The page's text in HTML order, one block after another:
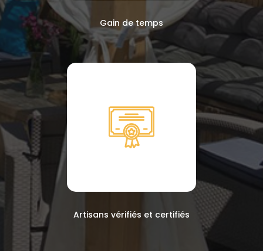
Gain de temps
Artisans vérifiés et certifiés